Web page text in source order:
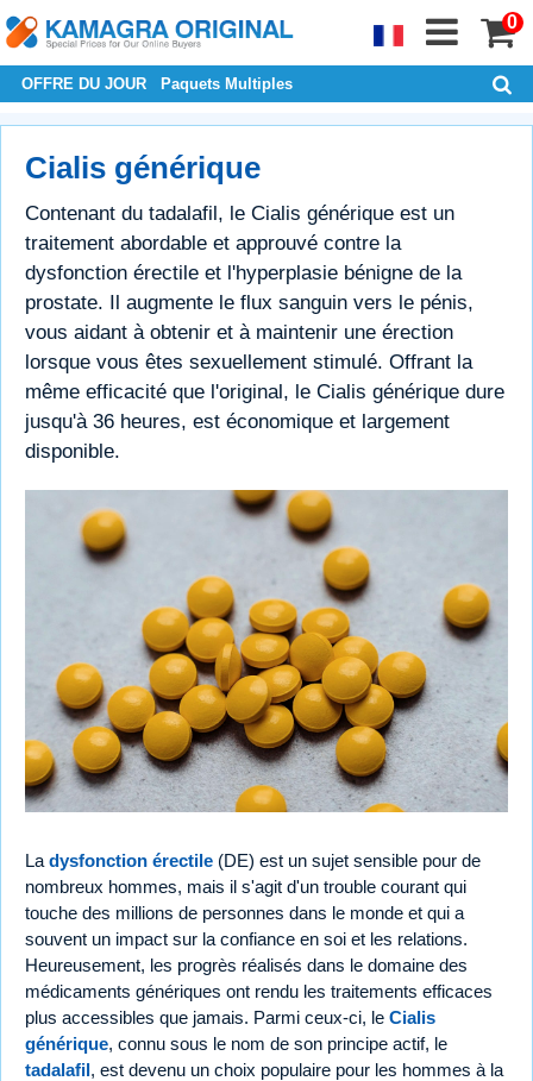
0
OFFRE DU JOUR Paquets Multiples
Cialis générique
Contenant du tadalafil, le Cialis générique est un
traitement abordable et approuvé contre la
dysfonction érectile et l'hyperplasie bénigne de la
prostate. Il augmente le flux sanguin vers le pénis,
vous aidant à obtenir et à maintenir une érection
lorsque vous êtes sexuellement stimulé. Offrant la
même efficacité que l'original, le Cialis générique dure
jusqu'à 36 heures, est économique et largement
disponible.
La dysfonction érectile (DE) est un sujet sensible pour de
nombreux hommes, mais il s'agit d'un trouble courant qui
touche des millions de personnes dans le monde et qui a
souvent un impact sur la confiance en soi et les relations.
Heureusement, les progrès réalisés dans le domaine des
médicaments génériques ont rendu les traitements efficaces
plus accessibles que jamais. Parmi ceux-ci, le Cialis
générique, connu sous le nom de son principe actif, le
tadalafil, est devenu un choix populaire pour les hommes à la